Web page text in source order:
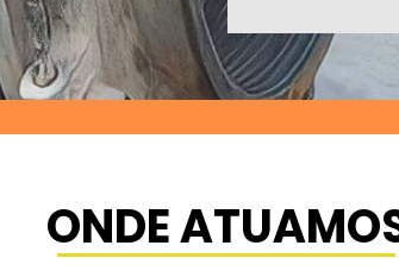
ONDE